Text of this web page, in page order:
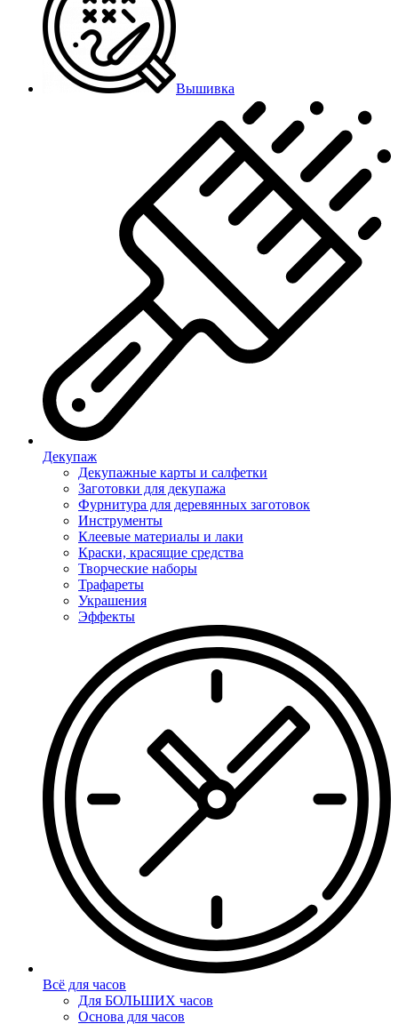
Вышивка
Декупаж
Декупажные карты и салфетки
Заготовки для декупажа
Фурнитура для деревянных заготовок
Инструменты
Клеевые материалы и лаки
Краски, красящие средства
Творческие наборы
Трафареты
Украшения
Эффекты
Всё для часов
Для БОЛЬШИХ часов
Основа для часов